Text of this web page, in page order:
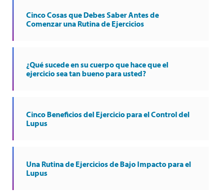
Cinco Cosas que Debes Saber Antes de
Comenzar una Rutina de Ejercicios
¿Qué sucede en su cuerpo que hace que el
ejercicio sea tan bueno para usted?
Cinco Beneficios del Ejercicio para el Control del
Lupus
Una Rutina de Ejercicios de Bajo Impacto para el
Lupus